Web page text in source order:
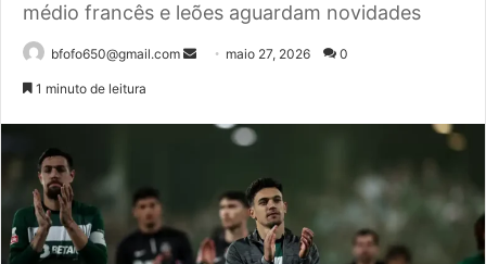
médio francês e leões aguardam novidades
bfofo650@gmail.com
Mande
mail
maio 27, 2026 0
1 minuto de leitura